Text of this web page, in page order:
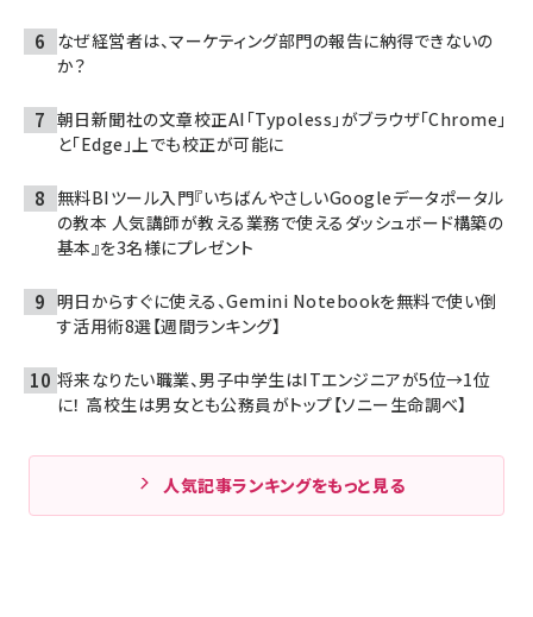
なぜ経営者は、マーケティング部門の報告に納得できないの
か？
朝日新聞社の文章校正AI「Typoless」がブラウザ「Chrome」
と「Edge」上でも校正が可能に
無料BIツール入門『いちばんやさしいGoogleデータポータル
の教本 人気講師が教える業務で使えるダッシュボード構築の
基本』を3名様にプレゼント
明日からすぐに使える、Gemini Notebookを無料で使い倒
す活用術8選【週間ランキング】
将来なりたい職業、男子中学生はITエンジニアが5位→1位
に！ 高校生は男女とも公務員がトップ【ソニー生命調べ】
人気記事ランキングをもっと見る